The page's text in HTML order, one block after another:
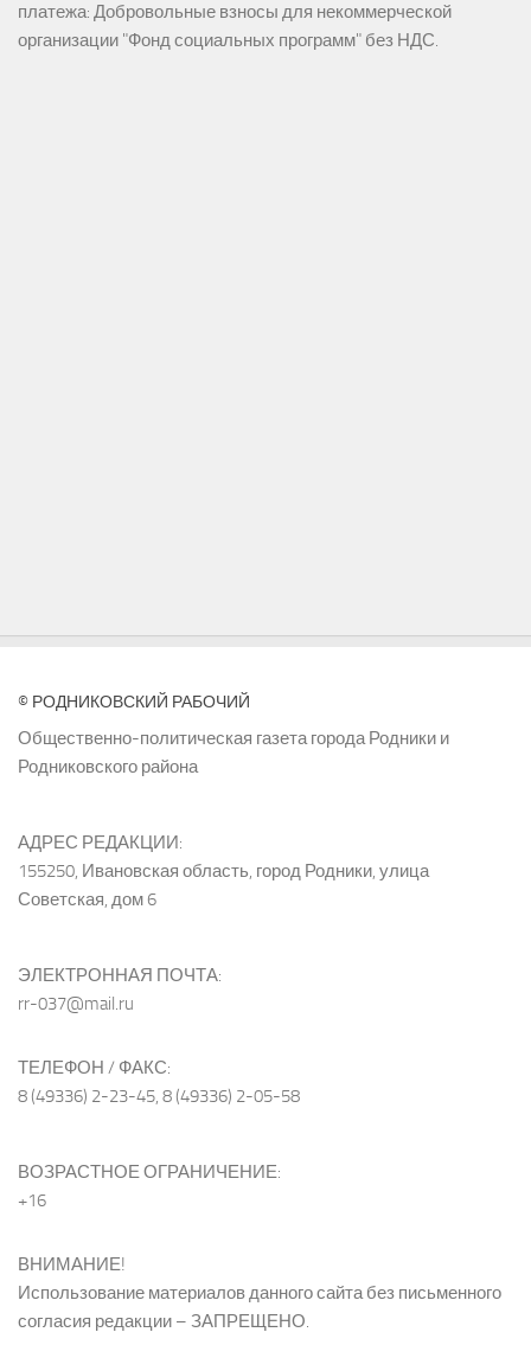
платежа: Добровольные взносы для некоммерческой
организации "Фонд социальных программ" без НДС.
© РОДНИКОВСКИЙ РАБОЧИЙ
Общественно-политическая газета города Родники и
Родниковского района
АДРЕС РЕДАКЦИИ:
155250, Ивановская область, город Родники, улица
Советская, дом 6
ЭЛЕКТРОННАЯ ПОЧТА:
rr-037@mail.ru
ТЕЛЕФОН / ФАКС:
8 (49336) 2-23-45, 8 (49336) 2-05-58
ВОЗРАСТНОЕ ОГРАНИЧЕНИЕ:
+16
ВНИМАНИЕ!
Использование материалов данного сайта без письменного
согласия редакции – ЗАПРЕЩЕНО.